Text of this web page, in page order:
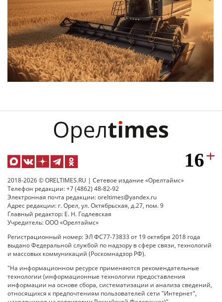
2018-2026 © ORELTIMES.RU | Сетевое издание «Орелтаймс»
Телефон редакции: +7 (4862) 48-82-92
Электронная почта редакции: oreltimes@yandex.ru
Адрес редакции: г. Орел, ул. Октябрьская, д.27, пом. 9
Главный редактор: Е. Н. Годлевская
Учредитель: ООО «Орелтаймс»
Регистрационный номер: ЭЛ ФС77-73833 от 19 октября 2018 года
выдано Федеральной службой по надзору в сфере связи, технологий
и массовых коммуникаций (Роскомнадзор РФ).
"На информационном ресурсе применяются рекомендательные
технологии (информационные технологии предоставления
информации на основе сбора, систематизации и анализа сведений,
относящихся к предпочтениям пользователей сети "Интернет",